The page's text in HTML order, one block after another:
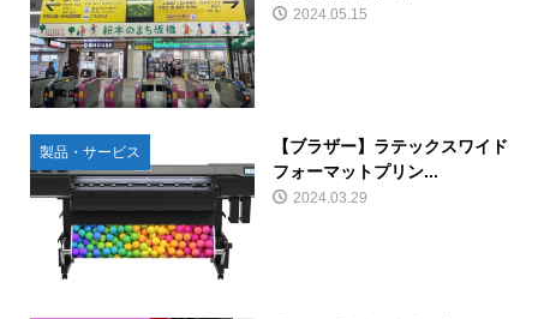
2024.05.15
製品・サービス
【ブラザー】ラテックスワイド
フォーマットプリン...
2024.03.29